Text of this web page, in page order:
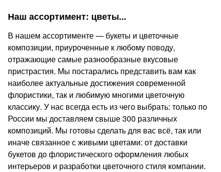
Наш ассортимент: цветы...
В нашем ассортименте — букеты и цветочные
композиции, приуроченные к любому поводу,
отражающие самые разнообразные вкусовые
пристрастия. Мы постарались представить вам как
наиболее актуальные достижения современной
флористики, так и любимую многими цветочную
классику. У нас всегда есть из чего выбрать: только по
России мы доставляем свыше 300 различных
композиций. Мы готовы сделать для вас всё, так или
иначе связанное с живыми цветами: от доставки
букетов до флористического оформления любых
интерьеров и разработки цветочного стиля компании.